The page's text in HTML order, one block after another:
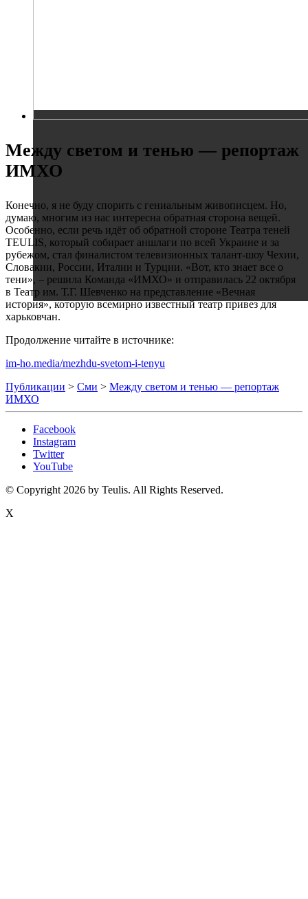
Между светом и тенью — репортаж
ИМХО
Конечно, я не буду спорить с гениальным живописцем. Но,
думаю, многим из нас интересна обратная сторона вещей.
Особенно, если речь идёт об обратной стороне Театра теней
TEULIS, который собирает аншлаги по всей Украине и за
рубежом, стал финалистом телевизионных талант-шоу Чехии,
Словакии, России, Италии и Турции. «Вот, кто знает все о
тени», – решила Команда «ИМХО» и отправилась 22 октября
в Театр им. Т.Г. Шевченко на представление «Вечная
история», которую всемирно известный театр привез для
харьковчан.
Продолжение читайте в источнике:
im-ho.media/mezhdu-svetom-i-tenyu
Публикации > Сми > Между светом и тенью — репортаж
ИМХО
Facebook
Instagram
Twitter
YouTube
© Copyright 2026 by Teulis. All Rights Reserved.
X